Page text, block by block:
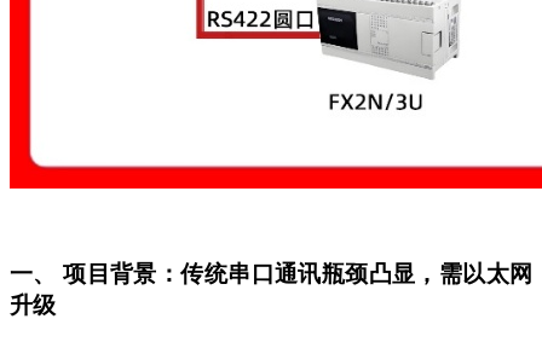
一、
项目背景：传统串口通讯瓶颈凸显，需以太网
升级